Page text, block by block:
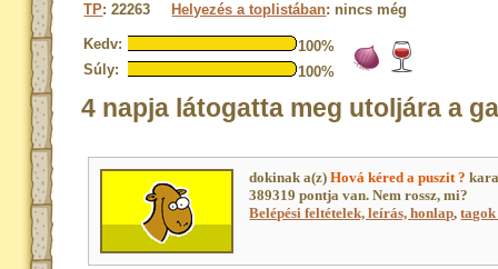
TP: 22263 Helyezés a toplistában: nincs még
Kedv:
100%
Súly:
100%
4 napja látogatta meg utoljára a
dokinak a(z)Hová kéred a puszit ?
389319 pontja van. Nem rossz, mi?
Belépési feltételek, leírás, honlap,